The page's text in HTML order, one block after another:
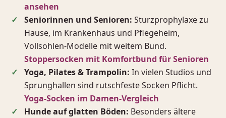
ansehen
Seniorinnen und Senioren: Sturzprophylaxe zu
Hause, im Krankenhaus und Pflegeheim,
Vollsohlen-Modelle mit weitem Bund.
Stoppersocken mit Komfortbund für Senioren
Yoga, Pilates & Trampolin: In vielen Studios und
Sprunghallen sind rutschfeste Socken Pflicht.
Yoga-Socken im Damen-Vergleich
Hunde auf glatten Böden: Besonders ältere